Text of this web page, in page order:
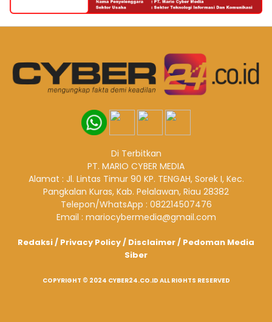
Di Terbitkan
PT. MARIO CYBER MEDIA
Alamat : Jl. Lintas Timur 90 KP. TENGAH, Sorek I, Kec.
Pangkalan Kuras, Kab. Pelalawan, Riau 28382
Telepon/WhatsApp : 082214507476
Email : mariocybermedia@gmail.com
Redaksi/ Privacy Policy/ Disclaimer/ Pedoman Media
Siber
COPYRIGHT © 2024 CYBER24.CO.ID ALL RIGHTS RESERVED